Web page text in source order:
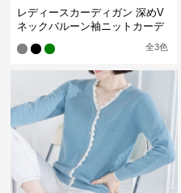
レディースカーディガン 深めV
ネックバルーン袖ニットカーデ
全3色